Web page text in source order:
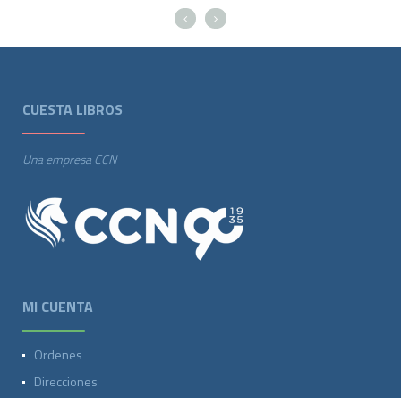
CUESTA LIBROS
Una empresa CCN
MI CUENTA
Ordenes
Direcciones